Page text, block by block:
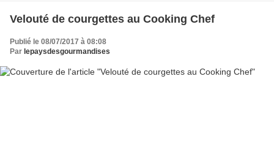
Velouté de courgettes au Cooking Chef
Publié le 08/07/2017 à 08:08
Par lepaysdesgourmandises